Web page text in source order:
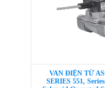
VAN ĐIỆN TỪ
SERIES 551,